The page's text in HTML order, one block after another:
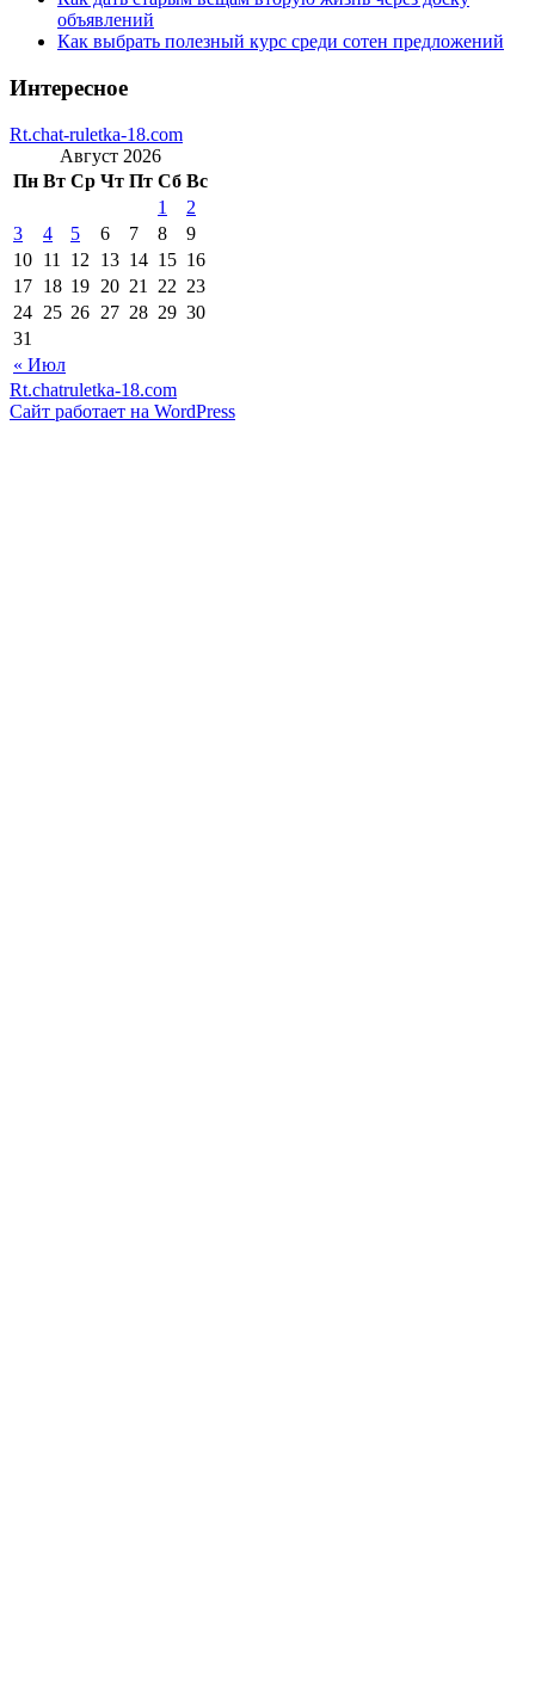
объявлений
Как выбрать полезный курс среди сотен предложений
Интересное
Rt.chat-ruletka-18.com
Август 2026
Пн Вт Ср Чт Пт Сб Вс
« Июл
1
2
3
4 5 6 7 8
9
10 11 12 13 14 15 16
17 18 19 20 21 22 23
24 25 26 27 28 29 30
31
Rt.chatruletka-18.com
Сайт работает на WordPress